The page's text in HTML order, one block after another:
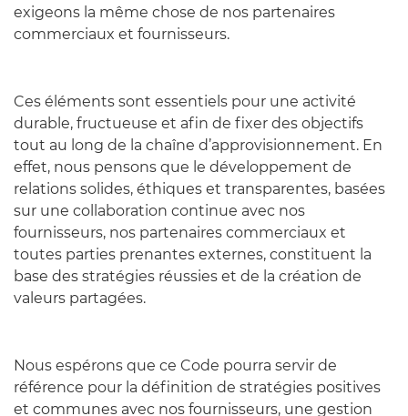
exigeons la même chose de nos partenaires
commerciaux et fournisseurs.
Ces éléments sont essentiels pour une activité
durable, fructueuse et afin de fixer des objectifs
tout au long de la chaîne d’approvisionnement. En
effet, nous pensons que le développement de
relations solides, éthiques et transparentes, basées
sur une collaboration continue avec nos
fournisseurs, nos partenaires commerciaux et
toutes parties prenantes externes, constituent la
base des stratégies réussies et de la création de
valeurs partagées.
Nous espérons que ce Code pourra servir de
référence pour la définition de stratégies positives
et communes avec nos fournisseurs, une gestion